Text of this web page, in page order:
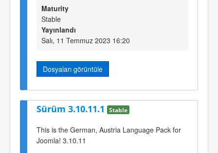
Maturity
Stable
Yayınlandı
Salı, 11 Temmuz 2023 16:20
Dosyaları görüntüle
Sürüm 3.10.11.1 Stable
This is the German, Austria Language Pack for
Joomla! 3.10.11